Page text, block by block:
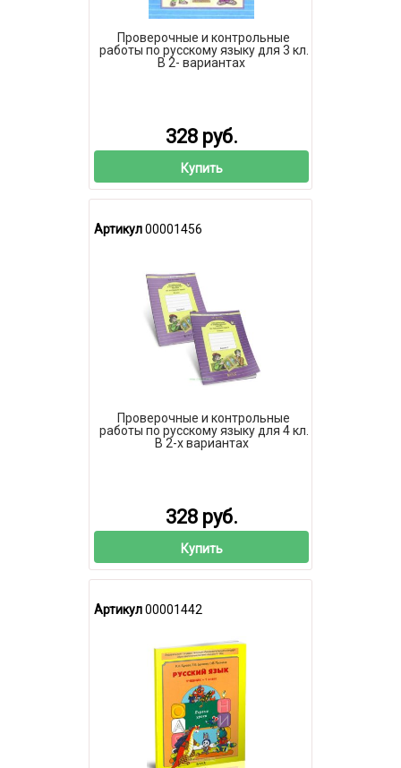
Проверочные и контрольные
работы по русскому языку для 3 кл.
В 2- вариантах
328 руб.
Купить
Артикул00001456
Проверочные и контрольные
работы по русскому языку для 4 кл.
В 2-х вариантах
328 руб.
Купить
Артикул00001442